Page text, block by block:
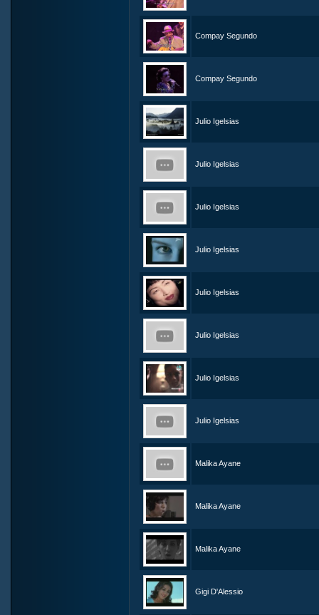
Compay Segundo
Compay Segundo
Julio Igelsias
Julio Igelsias
Julio Igelsias
Julio Igelsias
Julio Igelsias
Julio Igelsias
Julio Igelsias
Julio Igelsias
Malika Ayane
Malika Ayane
Malika Ayane
Gigi D'Alessio